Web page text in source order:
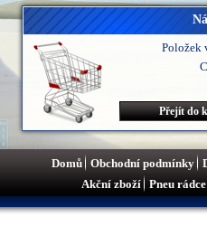
Položek
Přejít do
Domů Obchodní podmínky
Akční zboží Pneu rádce